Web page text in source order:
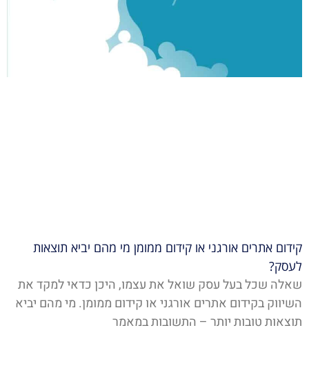
קידום אתרים אורגני או קידום ממומן מי מהם יביא תוצאות
לעסק?
שאלה שכל בעל עסק שואל את עצמו, היכן כדאי למקד את
השיווק בקידום אתרים אורגני או קידום ממומן. מי מהם יביא
תוצאות טובות יותר – התשובות במאמר